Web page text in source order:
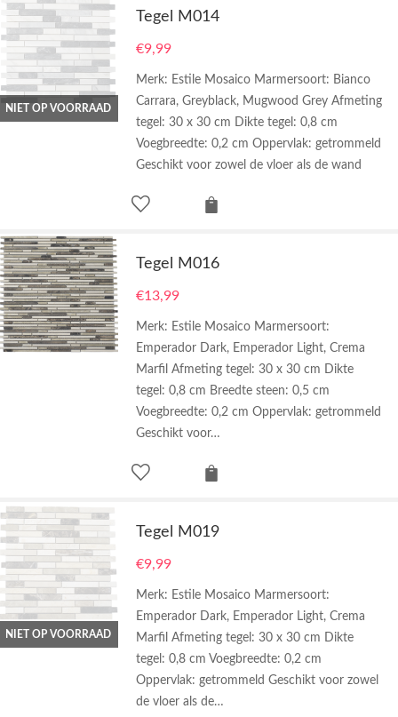
NIET OP VOORRAAD
Tegel M014
€9,99
Merk: Estile Mosaico Marmersoort: Bianco
Carrara, Greyblack, Mugwood Grey Afmeting
tegel: 30 x 30 cm Dikte tegel: 0,8 cm
Voegbreedte: 0,2 cm Oppervlak: getrommeld
Geschikt voor zowel de vloer als de wand
Tegel M016
€13,99
Merk: Estile Mosaico Marmersoort:
Emperador Dark, Emperador Light, Crema
Marfil Afmeting tegel: 30 x 30 cm Dikte
tegel: 0,8 cm Breedte steen: 0,5 cm
Voegbreedte: 0,2 cm Oppervlak: getrommeld
Geschikt voor…
NIET OP VOORRAAD
Tegel M019
€9,99
Merk: Estile Mosaico Marmersoort:
Emperador Dark, Emperador Light, Crema
Marfil Afmeting tegel: 30 x 30 cm Dikte
tegel: 0,8 cm Voegbreedte: 0,2 cm
Oppervlak: getrommeld Geschikt voor zowel
de vloer als de…